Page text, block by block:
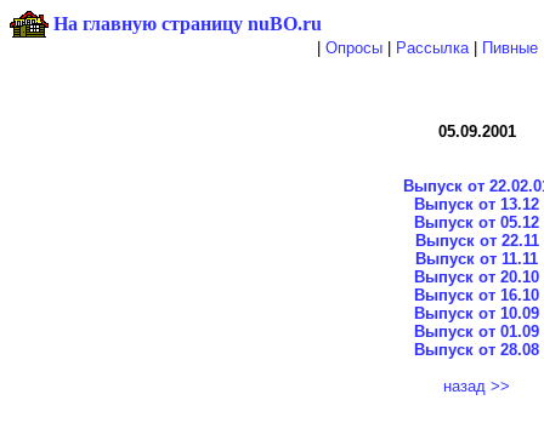
На главную страницу nuBO.ru
Опросы| Рассылка| Пивные
05.09.2001
Выпуск от
Выпуск от 13.12
Выпуск от 05.12
Выпуск от 22.11
Выпуск от 11.11
Выпуск от 20.10
Выпуск от 16.10
Выпуск от 10.09
Выпуск от 01.09
Выпуск от 28.08
назад >>